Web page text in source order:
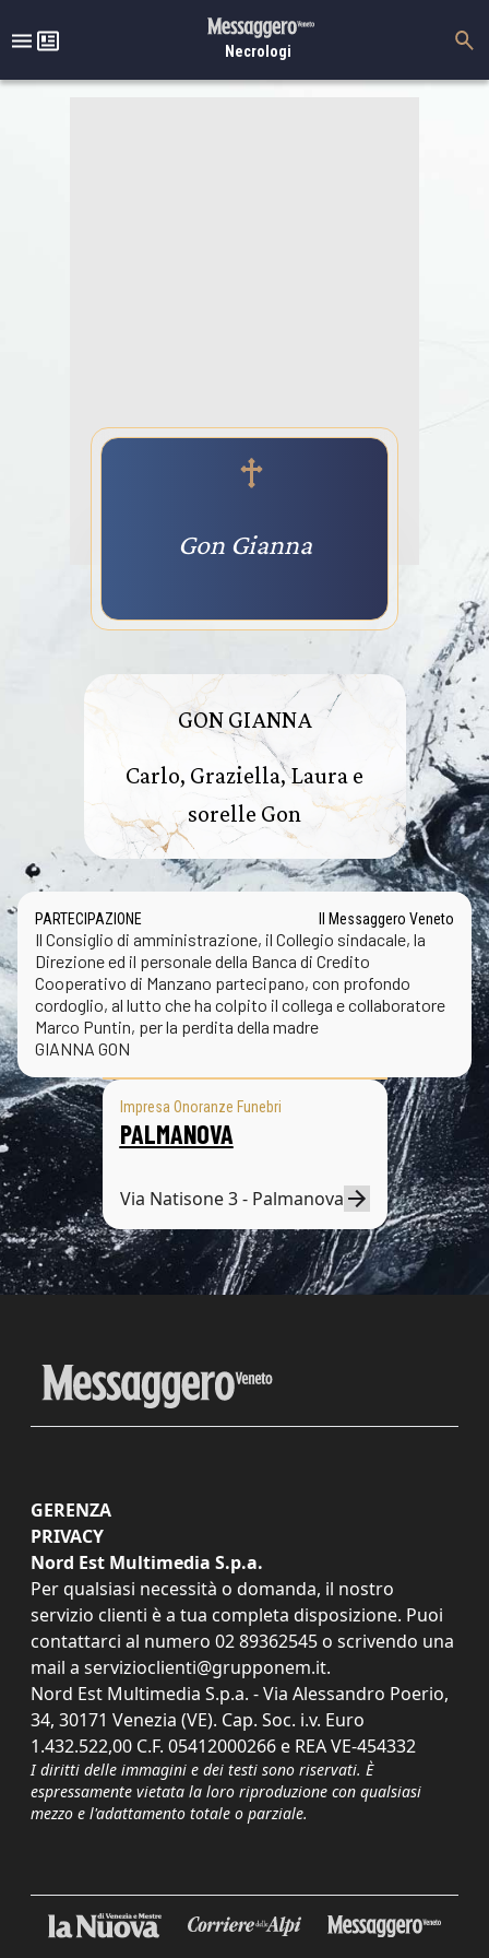
Necrologi
Gon Gianna
GON GIANNA
Carlo, Graziella, Laura e
sorelle Gon
PARTECIPAZIONE Il Messaggero Veneto
Il Consiglio di amministrazione, il Collegio sindacale, la
Direzione ed il personale della Banca di Credito
Cooperativo di Manzano partecipano, con profondo
cordoglio, al lutto che ha colpito il collega e collaboratore
Marco Puntin, per la perdita della madre
GIANNA GON
Impresa Onoranze Funebri
PALMANOVA
Via Natisone 3 - Palmanova
GERENZA
PRIVACY
Nord Est Multimedia S.p.a.
Per qualsiasi necessità o domanda, il nostro
servizio clienti è a tua completa disposizione. Puoi
contattarci al numero 02 89362545 o scrivendo una
mail a servizioclienti@grupponem.it.
Nord Est Multimedia S.p.a. - Via Alessandro Poerio,
34, 30171 Venezia (VE). Cap. Soc. i.v. Euro
1.432.522,00 C.F. 05412000266 e REA VE-454332
I diritti delle immagini e dei testi sono riservati. È
espressamente vietata la loro riproduzione con qualsiasi
mezzo e l'adattamento totale o parziale.